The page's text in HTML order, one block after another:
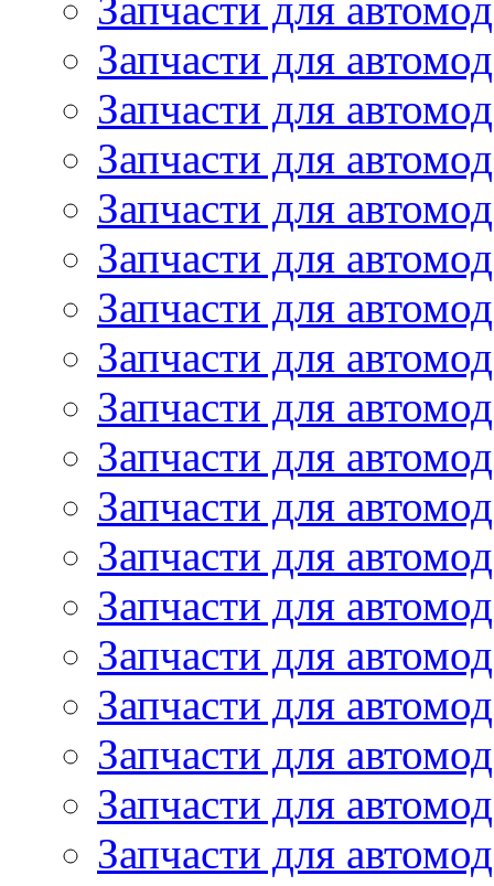
Запчасти для
Запчасти для
Запчасти для
Запчасти для
Запчасти для
Запчасти для
Запчасти для
Запчасти для
Запчасти для
Запчасти для
Запчасти для
Запчасти для
Запчасти для
Запчасти для
Запчасти для
Запчасти для
Запчасти для
Запчасти для